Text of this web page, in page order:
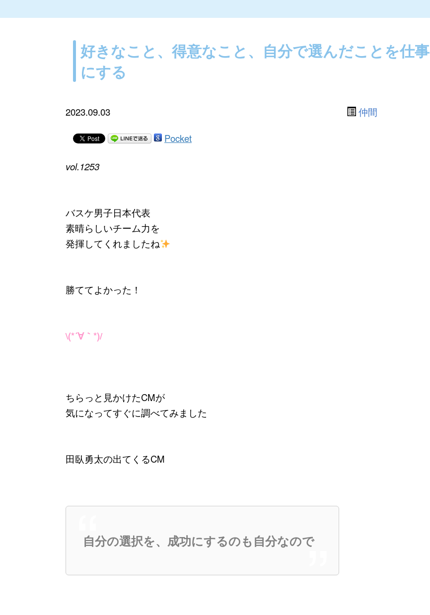
好きなこと、得意なこと、自分で選んだことを仕事
にする
2023.09.03 仲間
Pocket
vol.1253
バスケ男子日本代表
素晴らしいチーム力を
発揮してくれましたね
勝ててよかった！
\(*´∀｀*)/
ちらっと見かけたCMが
気になってすぐに調べてみました
田臥勇太の出てくるCM
自分の選択を、成功にするのも自分なので